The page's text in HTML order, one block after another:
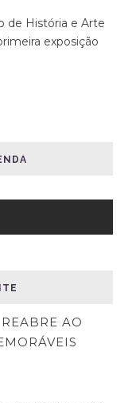
de História e Arte
exposição
AO